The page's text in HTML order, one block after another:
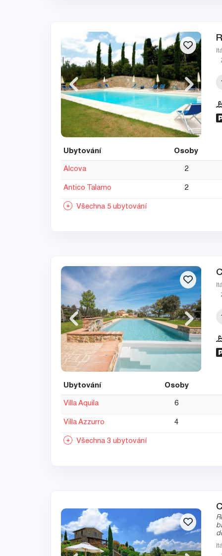
Ubytování Osoby
Alcova 2
Antico Talamo 2
Všechna 5 ubytování
Ubytování Osoby
Villa Aquila 6
Villa Azzurro 4
Všechna 3 ubytování